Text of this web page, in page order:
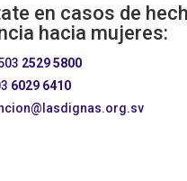
en casos de
hacia mujeres:
2529 5800
6029 6410